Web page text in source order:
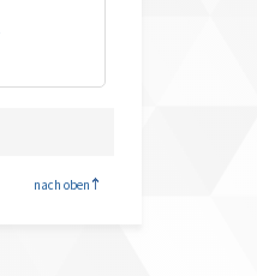
nach oben